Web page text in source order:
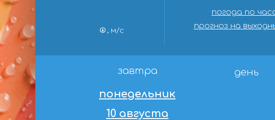
, м/с
погода по
прогноз на
завтра
понедельник
10 августа
день